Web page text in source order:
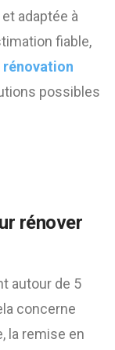
adaptée à
fiable,
rénovation
possibles
rénover
autour de 5
concerne
la remise en